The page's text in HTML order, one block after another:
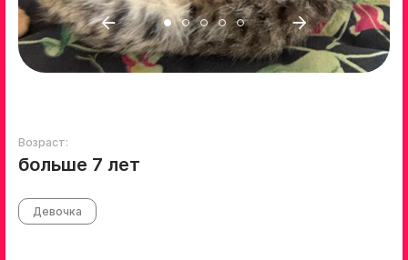
Возраст:
больше 7 лет
Девочка